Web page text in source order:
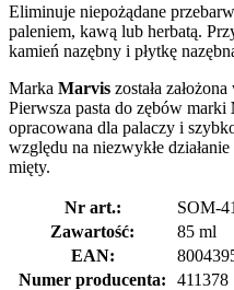
Eliminuje niepożądane
paleniem, kawą lub herbatą.
kamień nazębny i płytkę
Marka Marvis została
Pierwsza pasta do zębów marki
opracowana dla palaczy i
względu na niezwykłe
mięty.
Nr art.:
SOM-
Zawartość:
85 ml
EAN:
Numer producenta:
411378